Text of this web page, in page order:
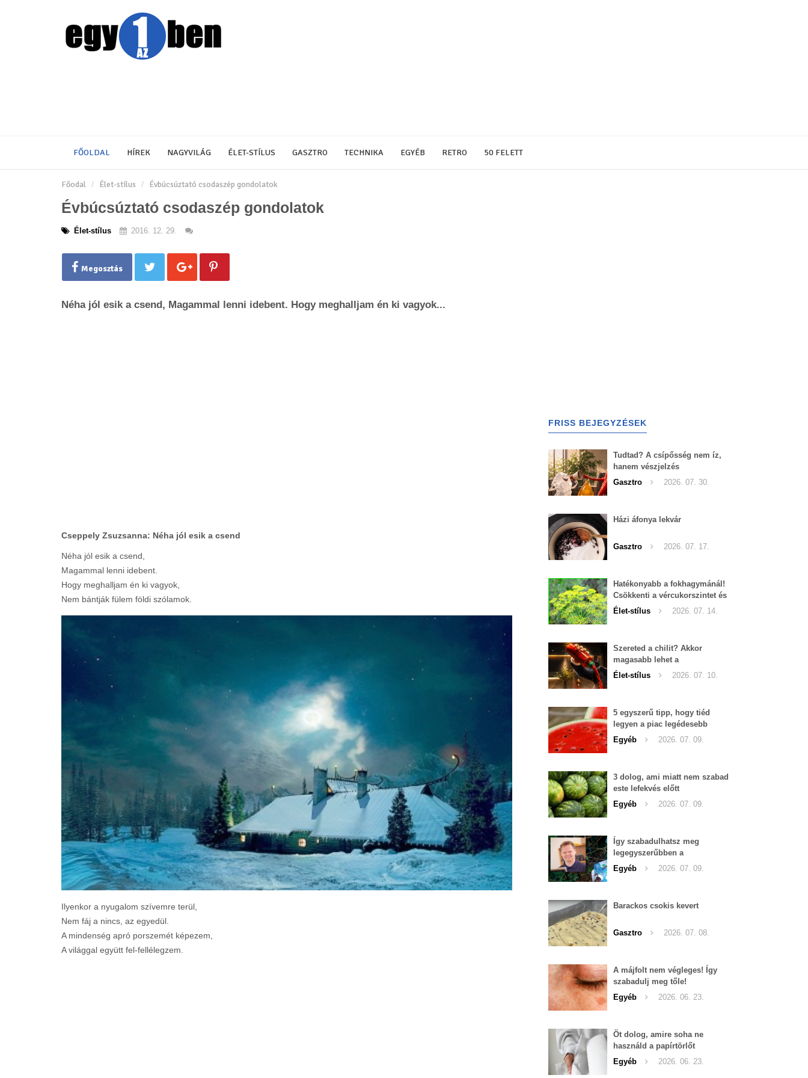
FŐOLDAL HÍREK NAGYVILÁG ÉLET-STÍLUS GASZTRO TECHNIKA EGYÉB RETRO 50 FELETT
Főodal Élet-stílus Évbúcsúztató csodaszép gondolatok
Évbúcsúztató csodaszép gondolatok
Élet-stílus 2016. 12. 29.
Megosztás
Néha jól esik a csend, Magammal lenni idebent. Hogy meghalljam én ki vagyok...
Cseppely Zsuzsanna: Néha jól esik a csend
Néha jól esik a csend,
Magammal lenni idebent.
Hogy meghalljam én ki vagyok,
Nem bántják fülem földi szólamok.
Ilyenkor a nyugalom szívemre terül,
Nem fáj a nincs, az egyedül.
A mindenség apró porszemét képezem,
A világgal együtt fel-fellélegzem.
FRISS BEJEGYZÉSEK
Tudtad? A csípősség nem íz,
hanem vészjelzés
Gasztro
2026. 07. 30.
Házi áfonya lekvár
Gasztro 2026. 07. 17.
Hatékonyabb a fokhagymánál!
Csökkenti a vércukorszintet és
a magas vérnyomást is!
Élet-stílus 2026. 07. 14.
Szereted a chilit? Akkor
magasabb lehet a
tesztoszteron-szinted
Élet-stílus 2026. 07. 10.
5 egyszerű tipp, hogy tiéd
legyen a piac legédesebb
görögdinnyéje
Egyéb 2026. 07. 09.
3 dolog, ami miatt nem szabad
este lefekvés előtt
görögdinnyét enni
Egyéb 2026. 07. 09.
Így szabadulhatsz meg
legegyszerűbben a
pucércsigáktól
Egyéb 2026. 07. 09.
Barackos csokis kevert
Gasztro 2026. 07. 08.
A májfolt nem végleges! Így
szabadulj meg tőle!
Egyéb
2026. 06. 23.
Öt dolog, amire soha ne
használd a papírtörlőt
Egyéb
2026. 06. 23.